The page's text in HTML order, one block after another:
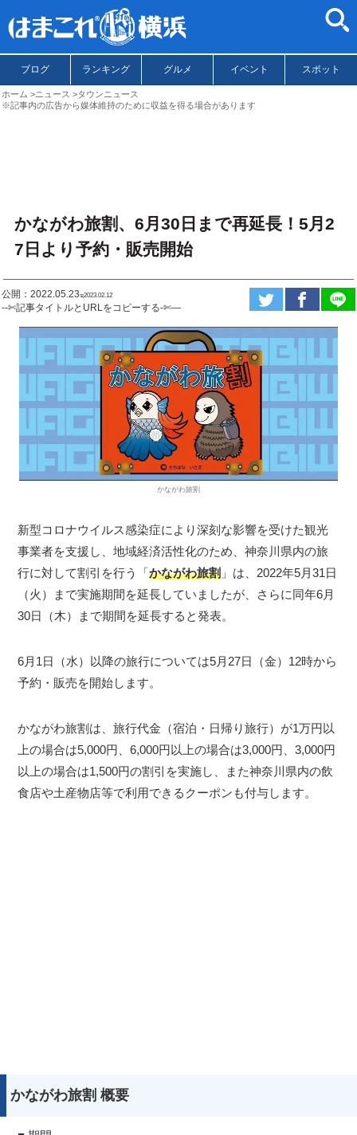
ブログ ランキング グルメ イベント スポット
ホーム ニュース
タウンニュース
※記事内の広告から媒体維持のために収益を得る場合があります
かながわ旅割、6月30日まで再延長！5月2
7日より予約・販売開始
公開：2022.05.23ಇ2023.02.12
--✄記事タイトルとURLをコピーする-✄—
かながわ旅割
新型コロナウイルス感染症により深刻な影響を受けた観光
事業者を支援し、地域経済活性化のため、神奈川県内の旅
行に対して割引を行う「かながわ旅割 」は、2022年5月31日
（火）まで実施期間を延長していましたが、さらに同年6月
30日（木）まで期間を延長すると発表。
6月1日（水）以降の旅行については5月27日（金）12時から
予約・販売を開始します。
かながわ旅割は、旅行代金（宿泊・日帰り旅行）が1万円以
上の場合は5,000円、6,000円以上の場合は3,000円、3,000円
以上の場合は1,500円の割引を実施し、また神奈川県内の飲
食店や土産物店等で利用できるクーポンも付与します。
かながわ旅割 概要